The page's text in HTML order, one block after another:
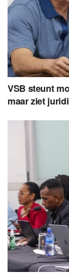
VSB steunt
maar ziet